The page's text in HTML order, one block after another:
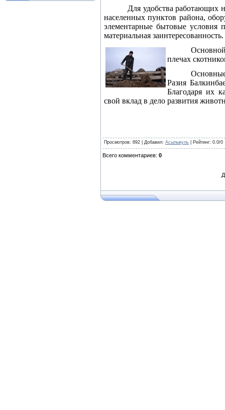
Для удобства работающих
населенных пунктов района,
элементарные бытовые условия
материальная заинтересованность.
плечах
Разия
Благодаря их
свой вклад в дело развития
Просмотров: 892 | Добавил: Асылыкуль Рейтинг: 0.0/0
Всего комментариев: 0